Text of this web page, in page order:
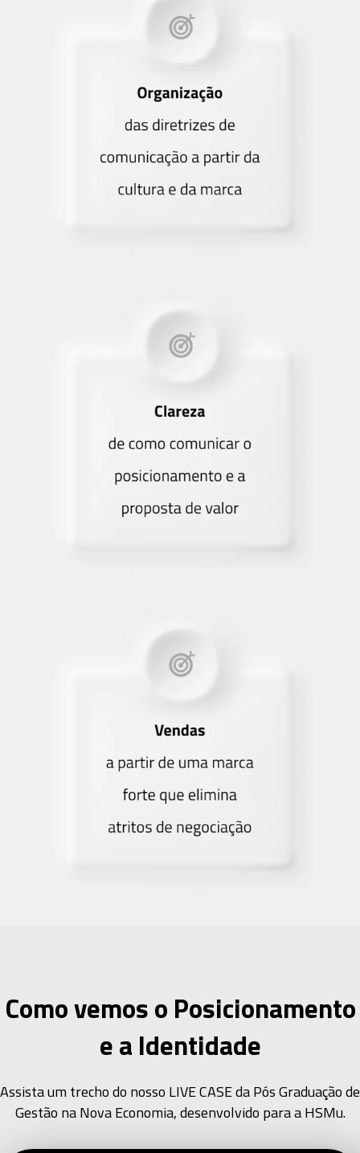
Como vemos o Posicionamento
e a Identidade
Assista um trecho do nosso LIVE CASE da Pós Graduação de
Gestão na Nova Economia, desenvolvido para a HSMu.